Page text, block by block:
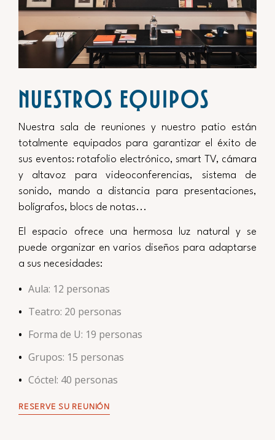
NUESTROS EQUIPOS
Nuestra sala de reuniones y nuestro patio están
totalmente equipados para garantizar el éxito de
sus eventos: rotafolio electrónico, smart TV, cámara
y altavoz para videoconferencias, sistema de
sonido, mando a distancia para presentaciones,
bolígrafos, blocs de notas...
El espacio ofrece una hermosa luz natural y se
puede organizar en varios diseños para adaptarse
a sus necesidades:
Aula: 12 personas
Teatro: 20 personas
Forma de U: 19 personas
Grupos: 15 personas
Cóctel: 40 personas
RESERVE SU REUNIÓN